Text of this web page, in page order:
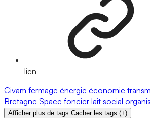
lien
Civam fermage énergie économie
Bretagne Space foncier lait social
Afficher plus de tags Cacher les tags (+)